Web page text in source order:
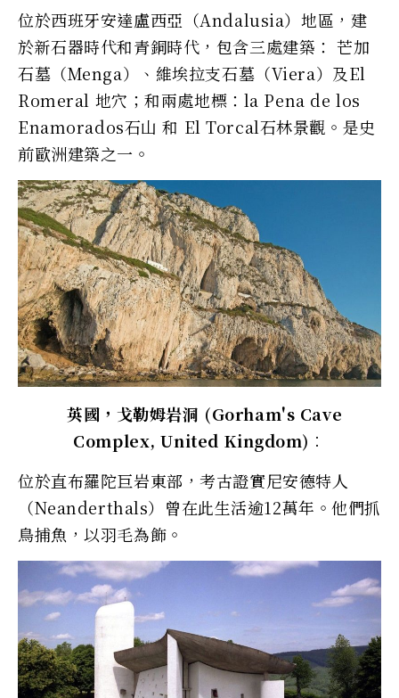
位於西班牙安達盧西亞（Andalusia）地區，建
於新石器時代和青銅時代，包含三處建築： 芒加
石墓（Menga）、維埃拉支石墓（Viera）及El
Romeral 地穴；和兩處地標：la Pena de los
Enamorados石山 和 El Torcal石林景觀。是史
前歐洲建築之一。
英國，戈勒姆岩洞 (Gorham's Cave
Complex, United Kingdom)︰
位於直布羅陀巨岩東部，考古證實尼安德特人
（Neanderthals）曾在此生活逾12萬年。他們抓
鳥捕魚，以羽毛為飾。